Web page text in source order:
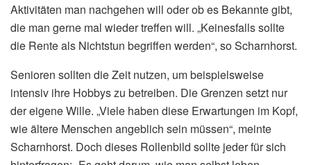
Aktivitäten man nachgehen will oder ob es Bekannte gibt,
die man gerne mal wieder treffen will. „Keinesfalls sollte
die Rente als Nichtstun begriffen werden“, so Scharnhorst.
Senioren sollten die Zeit nutzen, um beispielsweise
intensiv ihre Hobbys zu betreiben. Die Grenzen setzt nur
der eigene Wille. „Viele haben diese Erwartungen im Kopf,
wie ältere Menschen angeblich sein müssen“, meinte
Scharnhorst. Doch dieses Rollenbild sollte jeder für sich